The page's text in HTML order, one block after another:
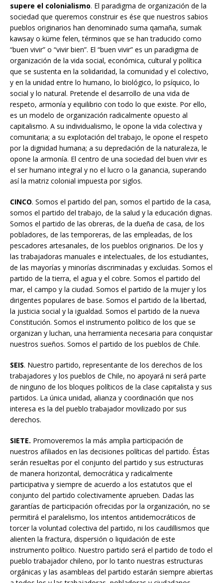
supere el colonialismo. El paradigma de organización de la
sociedad que queremos construir es ése que nuestros sabios
pueblos originarios han denominado suma qamaña, sumak
kawsay o küme felen, términos que se han traducido como
“buen vivir” o “vivir bien”. El “buen vivir” es un paradigma de
organización de la vida social, económica, cultural y política
que se sustenta en la solidaridad, la comunidad y el colectivo,
y en la unidad entre lo humano, lo biológico, lo psíquico, lo
social y lo natural. Pretende el desarrollo de una vida de
respeto, armonía y equilibrio con todo lo que existe. Por ello,
es un modelo de organización radicalmente opuesto al
capitalismo. A su individualismo, le opone la vida colectiva y
comunitaria; a su explotación del trabajo, le opone el respeto
por la dignidad humana; a su depredación de la naturaleza, le
opone la armonía. El centro de una sociedad del buen vivir es
el ser humano integral y no el lucro o la ganancia, superando
así la matriz colonial impuesta por siglos.
CINCO. Somos el partido del pan, somos el partido de la casa,
somos el partido del trabajo, de la salud y la educación dignas.
Somos el partido de las obreras, de la dueña de casa, de los
pobladores, de las temporeras, de las empleadas, de los
pescadores artesanales, de los pueblos originarios. De los y
las trabajadoras manuales e intelectuales, de los estudiantes,
de las mayorías y minorías discriminadas y excluidas. Somos el
partido de la tierra, el agua y el cobre. Somos el partido del
mar, el campo y la ciudad. Somos el partido de la mujer y los
dirigentes populares de base. Somos el partido de la libertad,
la justicia social y la igualdad. Somos el partido de la nueva
Constitución. Somos el instrumento político de los que se
organizan y luchan, una herramienta necesaria para conquistar
nuestros sueños. Somos el partido de los pueblos de Chile.
SEIS. Nuestro partido, representante de los derechos de los
trabajadores y los pueblos de Chile, no apoyará ni será parte
de ninguno de los bloques políticos de la clase capitalista y sus
partidos. La única unidad, alianza y coordinación que nos
interesa es la del pueblo trabajador movilizado por sus
derechos.
SIETE. Promoveremos la más amplia participación de
nuestros afiliados en las decisiones políticas del partido. Éstas
serán resueltas por el conjunto del partido y sus estructuras
de manera horizontal, democrática y radicalmente
participativa y siempre de acuerdo a los estatutos que el
conjunto del partido colectivamente aprueben. Dadas las
garantías de participación ofrecidas por la organización, no se
permitirá el paralelismo, los intentos antidemocráticos de
torcer la voluntad colectiva del partido, ni los caudillismos que
alienten la fractura, dispersión o liquidación de este
instrumento político. Nuestro partido será el partido de todo el
pueblo trabajador chileno, por lo tanto nuestras estructuras
orgánicas y las asambleas del partido estarán siempre abiertas